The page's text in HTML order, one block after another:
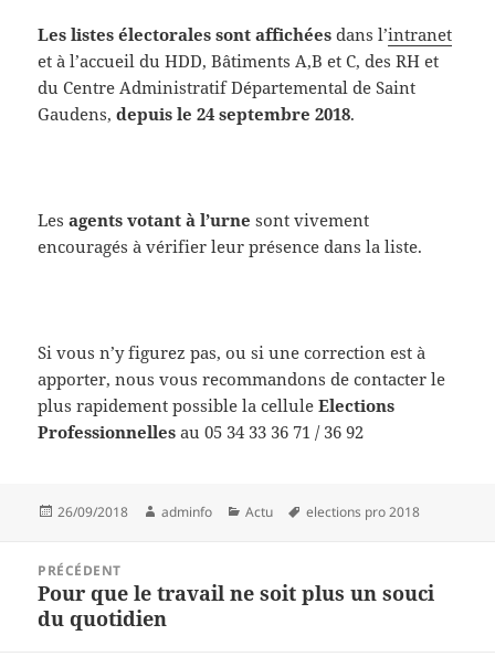
Les listes électorales sont affichées dans l’intranet
et à l’accueil du HDD, Bâtiments A,B et C, des RH et
du Centre Administratif Départemental de Saint
Gaudens,depuis le 24 septembre 2018.
Lesagents votant à l’urne sont vivement
encouragés à vérifier leur présence dans la liste.
Si vous n’y figurez pas, ou si une correction est à
apporter, nous vous recommandons de contacter le
plus rapidement possible la celluleElections
Professionnelles au 05 34 33 36 71 / 36 92
Publié
26/09/2018 Auteur
adminfo Catégories
Actu
Mots-
elections pro 2018
l’article
PRÉCÉDENT
Article
précédent :
Pour que le travail ne soit plus un souci
du quotidien